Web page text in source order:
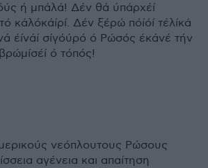
ή μπάλά! Δέν θά ύπάρχέί
κάλόκάίρί. Δέν ξέρώ πόίόί τέλίκά
έίνάί σίγόύρό ό Ρώσός έκάνέ τήν
ό τόπός!
νεόπλουτους Ρώσους
αγένεια και απαίτηση